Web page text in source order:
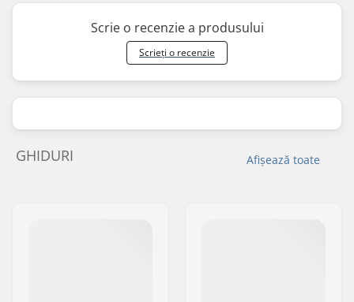
Scrie o recenzie a produsului
Scrieți o recenzie
Afișează toate
GHIDURI